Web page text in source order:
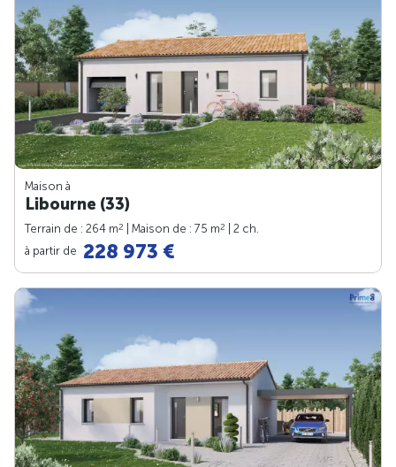
Maison à
Libourne (33)
Terrain de : 264 m2 | Maison de : 75 m2
| 2 ch.
à partir de 228 973 €